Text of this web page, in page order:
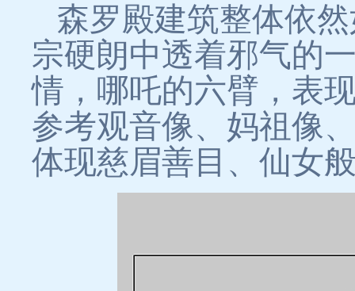
森罗殿建筑整体依
宗硬朗中透着邪气的
情，哪吒的六臂，表
参考观音像、妈祖像
体现慈眉善目、仙女